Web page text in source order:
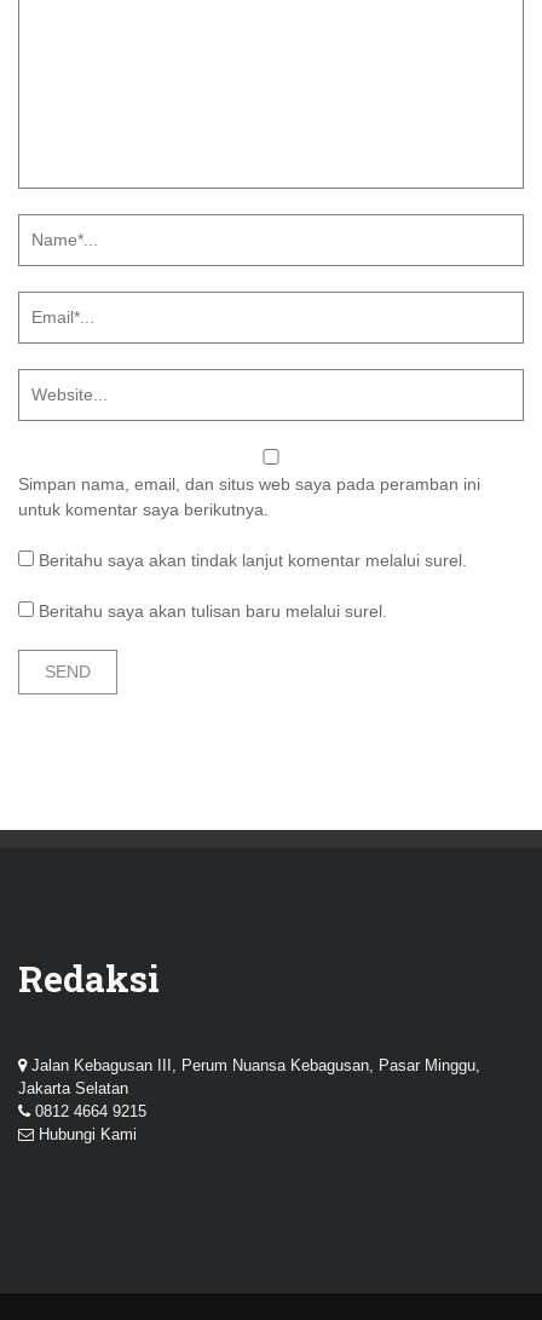
Simpan nama, email, dan situs web saya pada peramban ini
untuk komentar saya berikutnya.
Beritahu saya akan tindak lanjut komentar melalui surel.
Beritahu saya akan tulisan baru melalui surel.
Redaksi
Jalan Kebagusan III, Perum Nuansa Kebagusan, Pasar Minggu,
Jakarta Selatan
0812 4664 9215
Hubungi Kami